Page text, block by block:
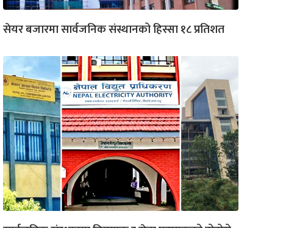
सेयर बजारमा सार्वजनिक संस्थानको हिस्सा १८ प्रतिशत